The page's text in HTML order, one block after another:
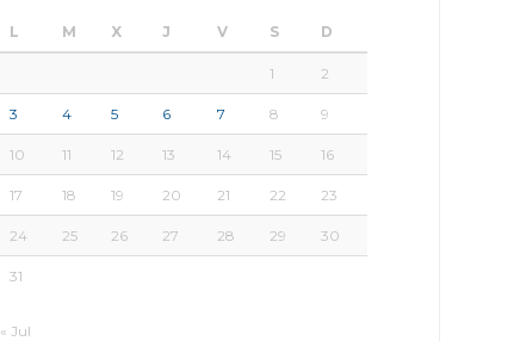
L M X J V S D
1 2
3 4 5 6 7 8 9
10 11 12 13 14 15 16
17 18 19 20 21 22 23
24 25 26 27 28 29 30
31
« Jul